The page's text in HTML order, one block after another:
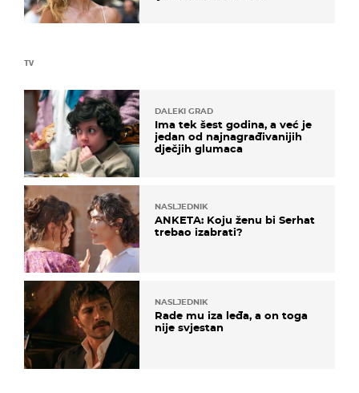
TV
DALEKI GRAD
Ima tek šest godina, a već je
jedan od najnagrađivanijih
dječjih glumaca
NASLJEDNIK
ANKETA: Koju ženu bi Serhat
trebao izabrati?
NASLJEDNIK
Rade mu iza leđa, a on toga
nije svjestan